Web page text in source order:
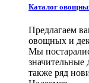
Каталог
Предлагаем
овощных и
Мы
значительные
также ряд